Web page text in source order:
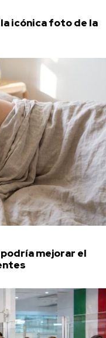
icónica foto de la
mejorar el